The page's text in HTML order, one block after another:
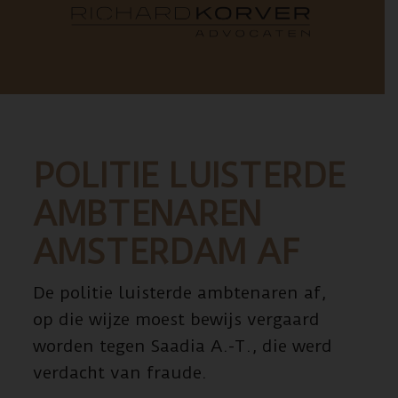
POLITIE LUISTERDE
AMBTENAREN
AMSTERDAM AF
De politie luisterde ambtenaren af,
op die wijze moest bewijs vergaard
worden tegen Saadia A.-T., die werd
verdacht van fraude.